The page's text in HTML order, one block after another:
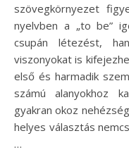
szövegkörnyezet
nyelvben a „to be”
csupán létezést,
viszonyokat is
első és harmadik
számú alanyokhoz
gyakran okoz
helyes választás
…